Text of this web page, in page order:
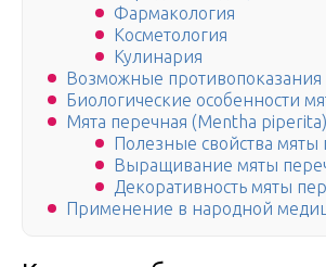
Фармакология
Косметология
Кулинария
Возможные противопоказания
Биологические особенности
Мята перечная (Mentha piperita)
Полезные свойства мяты
Выращивание мяты
Декоративность мяты
Применение в народной